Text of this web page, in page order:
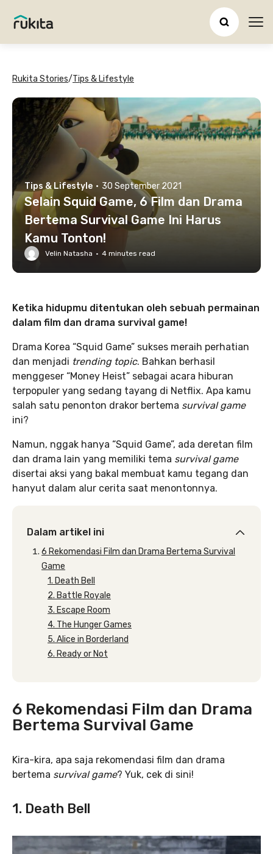
Rukita Stories/Tips & Lifestyle
Tips & Lifestyle · 30 September 2021
Selain Squid Game, 6 Film dan Drama
Bertema Survival Game Ini Harus
Kamu Tonton!
Velin Natasha · 4 minutes read
Ketika hidupmu ditentukan oleh sebuah permainan
dalam film dan drama survival game!
Drama Korea “Squid Game” sukses meraih perhatian
dan menjadi trending topic. Bahkan berhasil
menggeser “Money Heist” sebagai acara hiburan
terpopuler yang sedang tayang di Netflix. Apa kamu
salah satu penonton drakor bertema survival game
ini?
Namun, nggak hanya “Squid Game”, ada deretan film
dan drama lain yang memiliki tema survival game
disertai aksi yang bakal membuat kamu tegang dan
hanyut dalam alur cerita saat menontonnya.
Dalam artikel ini
6 Rekomendasi Film dan Drama Bertema Survival
Game
1. Death Bell
2. Battle Royale
3. Escape Room
4. The Hunger Games
5. Alice in Borderland
6. Ready or Not
6 Rekomendasi Film dan Drama
Bertema Survival Game
Kira-kira, apa saja rekomendasi film dan drama
bertema survival game? Yuk, cek di sini!
1. Death Bell